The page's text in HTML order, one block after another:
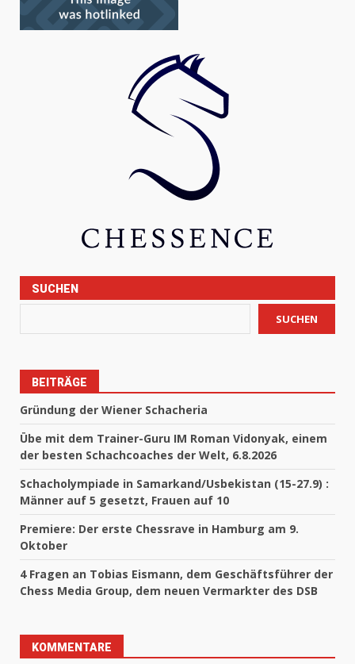
SUCHEN
SUCHEN
BEITRÄGE
Gründung der Wiener Schacheria
Übe mit dem Trainer-Guru IM Roman Vidonyak, einem
der besten Schachcoaches der Welt, 6.8.2026
Schacholympiade in Samarkand/Usbekistan (15-27.9) :
Männer auf 5 gesetzt, Frauen auf 10
Premiere: Der erste Chessrave in Hamburg am 9.
Oktober
4 Fragen an Tobias Eismann, dem Geschäftsführer der
Chess Media Group, dem neuen Vermarkter des DSB
KOMMENTARE